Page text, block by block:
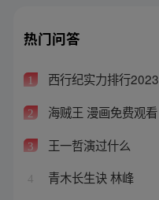
热门问答
1 西行纪实力排行2023
2 海贼王 漫画免费观看
3 王一哲演过什么
4 青木长生诀 林峰